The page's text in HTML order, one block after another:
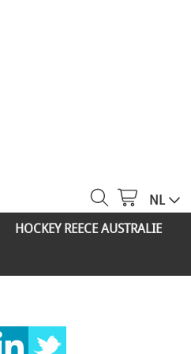
NL
HOCKEY REECE AUSTRALIE